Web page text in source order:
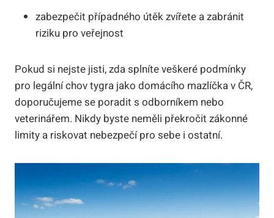
zabezpečit případného útěk zvířete a zabránit
riziku pro veřejnost
Pokud si nejste jisti, zda splníte veškeré podmínky
pro legální chov tygra jako domácího mazlíčka v ČR,
doporučujeme se poradit s odborníkem nebo
veterinářem. Nikdy byste neměli překročit zákonné
limity a riskovat nebezpečí pro sebe i ostatní.